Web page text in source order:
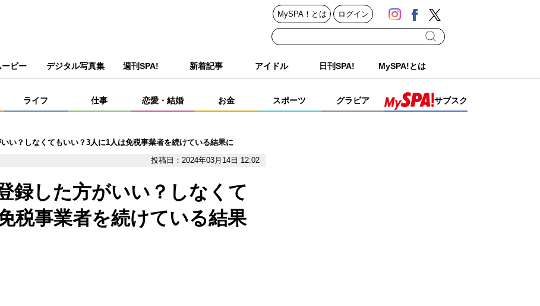
MySPA！とは ログイン
ービー デジタル写真集 週刊SPA! 新着記事 アイドル 日刊SPA! MySPA!とは
ライフ 仕事 恋愛・結婚 お金 スポーツ グラビア サブスク
い？しなくてもいい？3人に1人は免税事業者を続けている結果に
投稿日：2024年03月14日 12:02
録した方がいい？しなくて
税事業者を続けている結果